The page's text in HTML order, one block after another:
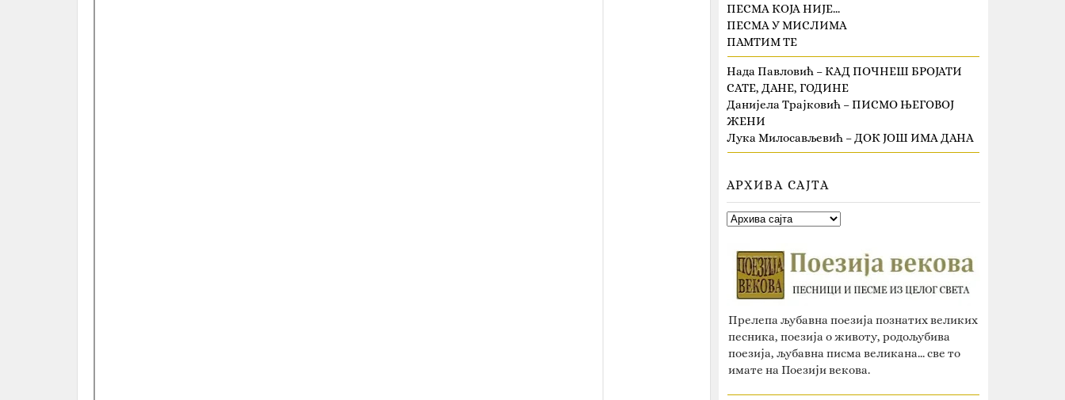
ПЕСМА КОЈА НИЈЕ…
ПЕСМА У МИСЛИМА
ПАМТИМ ТЕ
Нада Павловић – КАД ПОЧНЕШ БРОЈАТИ
САТЕ, ДАНЕ, ГОДИНЕ
Данијела Трајковић – ПИСМО ЊЕГОВОЈ
ЖЕНИ
Лука Милосављевић – ДОК ЈОШ ИМА ДАНА
АРХИВА САЈТА
Прелепа љубавна поезија познатих великих
песника, поезија о животу, родољубива
поезија, љубавна писма великана... све то
имате на Поезији векова.